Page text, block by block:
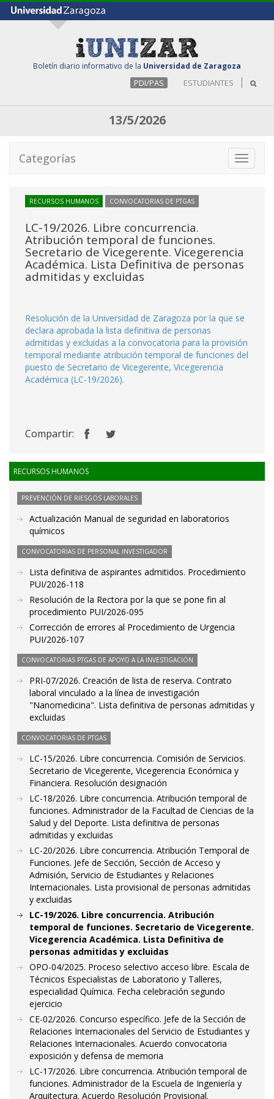
Boletín diario informativo de la Universidad de Zaragoza
PDI/PAS ESTUDIANTES
13/5/2026
Toggle
Categorías
RECURSOS HUMANOS CONVOCATORIAS DE PTGAS
LC-19/2026. Libre concurrencia.
Atribución temporal de funciones.
Secretario de Vicegerente. Vicegerencia
Académica. Lista Definitiva de personas
admitidas y excluidas
Resolución de la Universidad de Zaragoza por la que se
declara aprobada la lista definitiva de personas
admitidas y excluidas a la convocatoria para la provisión
temporal mediante atribución temporal de funciones del
puesto de Secretario de Vicegerente, Vicegerencia
Académica (LC-19/2026).
Compartir:
RECURSOS HUMANOS
PREVENCIÓN DE RIESGOS LABORALES
Actualización Manual de seguridad en laboratorios
químicos
CONVOCATORIAS DE PERSONAL INVESTIGADOR
Lista definitiva de aspirantes admitidos. Procedimiento
PUI/2026-118
Resolución de la Rectora por la que se pone fin al
procedimiento PUI/2026-095
Corrección de errores al Procedimiento de Urgencia
PUI/2026-107
CONVOCATORIAS PTGAS DE APOYO A LA INVESTIGACIÓN
PRI-07/2026. Creación de lista de reserva. Contrato
laboral vinculado a la línea de investigación
"Nanomedicina". Lista definitiva de personas admitidas y
excluidas
CONVOCATORIAS DE PTGAS
LC-15/2026. Libre concurrencia. Comisión de Servicios.
Secretario de Vicegerente, Vicegerencia Económica y
Financiera. Resolución designación
LC-18/2026. Libre concurrencia. Atribución temporal de
funciones. Administrador de la Facultad de Ciencias de la
Salud y del Deporte. Lista definitiva de personas
admitidas y excluidas
LC-20/2026. Libre concurrencia. Atribución Temporal de
Funciones. Jefe de Sección, Sección de Acceso y
Admisión, Servicio de Estudiantes y Relaciones
Internacionales. Lista provisional de personas admitidas
y excluidas
LC-19/2026. Libre concurrencia. Atribución
temporal de funciones. Secretario de Vicegerente.
Vicegerencia Académica. Lista Definitiva de
personas admitidas y excluidas
OPO-04/2025. Proceso selectivo acceso libre. Escala de
Técnicos Especialistas de Laboratorio y Talleres,
especialidad Química. Fecha celebración segundo
ejercicio
CE-02/2026. Concurso específico. Jefe de la Sección de
Relaciones Internacionales del Servicio de Estudiantes y
Relaciones Internacionales. Acuerdo convocatoria
exposición y defensa de memoria
LC-17/2026. Libre concurrencia. Atribución temporal de
funciones. Administrador de la Escuela de Ingeniería y
Arquitectura. Acuerdo Resolución Provisional.